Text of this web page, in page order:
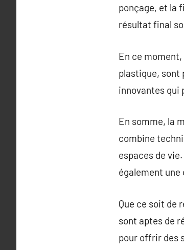
ponçage, et la
résultat final
En ce
plastique, sont
innovantes qui
En somme, la
combine
espaces de
également
Que ce soit de
sont aptes de
pour offrir des